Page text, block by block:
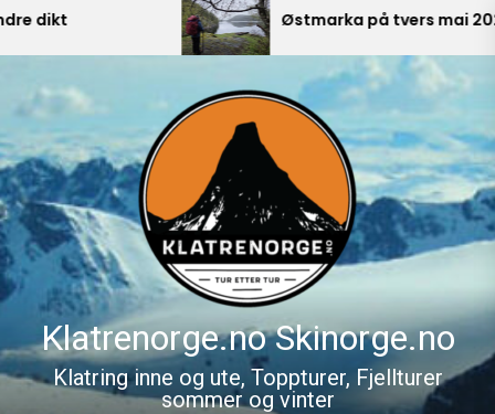
Skip
content
Østmarka på tvers mai 2026
Klatrenorge.no Skinorge.no
Klatring inne og ute, Toppturer, Fjellturer
sommer og vinter